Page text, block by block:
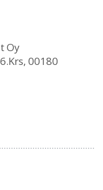
Oy
00180